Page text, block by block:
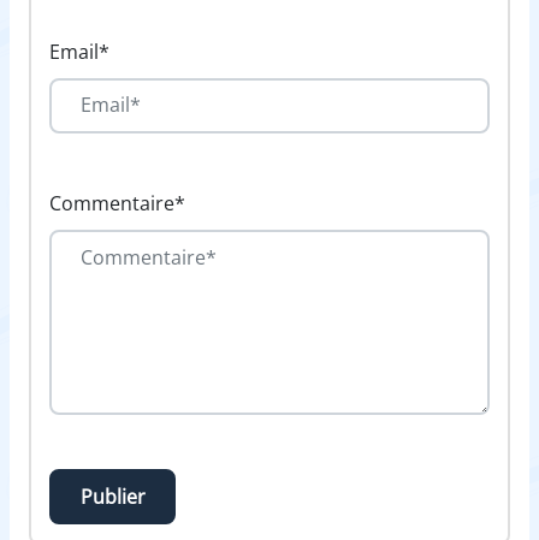
Email*
Commentaire*
Publier